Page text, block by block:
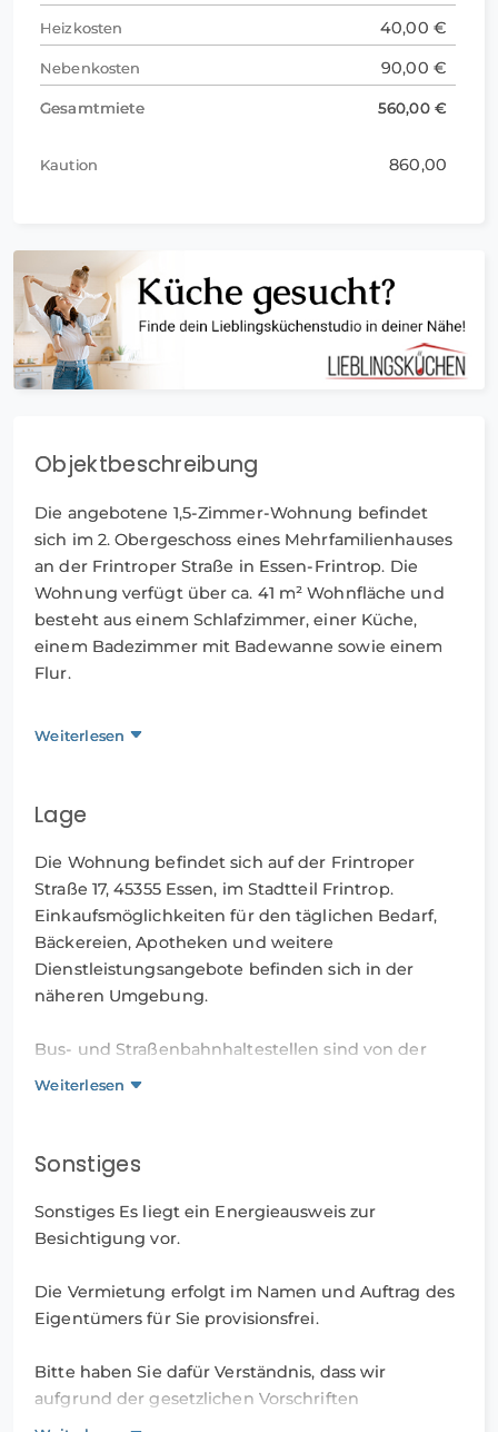
Heizkosten 40,00 €
Nebenkosten 90,00 €
Gesamtmiete 560,00 €
Kaution 860,00
Objektbeschreibung
Die angebotene 1,5-Zimmer-Wohnung befindet
sich im 2. Obergeschoss eines Mehrfamilienhauses
an der Frintroper Straße in Essen-Frintrop. Die
Wohnung verfügt über ca. 41 m² Wohnfläche und
besteht aus einem Schlafzimmer, einer Küche,
einem Badezimmer mit Badewanne sowie einem
Flur.
Ein Balkon gehört ebenfalls zur Wohnung.
Zustand. Aufgrund ihrer Größe eignet sie sich
insbesondere für eine Einzelperson, Berufstätige,
Pendler, Studierende oder Auszubildende.
Weiterlesen
Lage
Die Wohnung befindet sich auf der Frintroper
Straße 17, 45355 Essen, im Stadtteil Frintrop.
Einkaufsmöglichkeiten für den täglichen Bedarf,
Bäckereien, Apotheken und weitere
Dienstleistungsangebote befinden sich in der
näheren Umgebung.
Bus- und Straßenbahnhaltestellen sind von der
Wohnung aus erreichbar und bieten Verbindungen
Weiterlesen
Sonstiges
Sonstiges Es liegt ein Energieausweis zur
Besichtigung vor.
Die Vermietung erfolgt im Namen und Auftrag des
Eigentümers für Sie provisionsfrei.
Bitte haben Sie dafür Verständnis, dass wir
aufgrund der gesetzlichen Vorschriften
(Datenschutzgrundverordnung,